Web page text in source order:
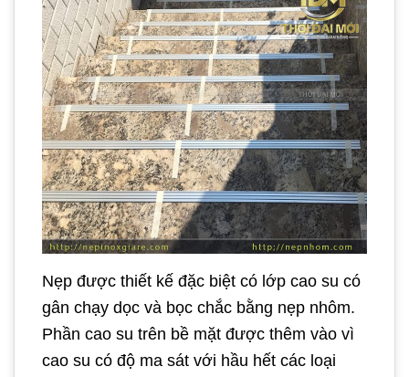
Nẹp được thiết kế đặc biệt có lớp cao su có
gân chạy dọc và bọc chắc bằng nẹp nhôm.
Phần cao su trên bề mặt được thêm vào vì
cao su có độ ma sát với hầu hết các loại